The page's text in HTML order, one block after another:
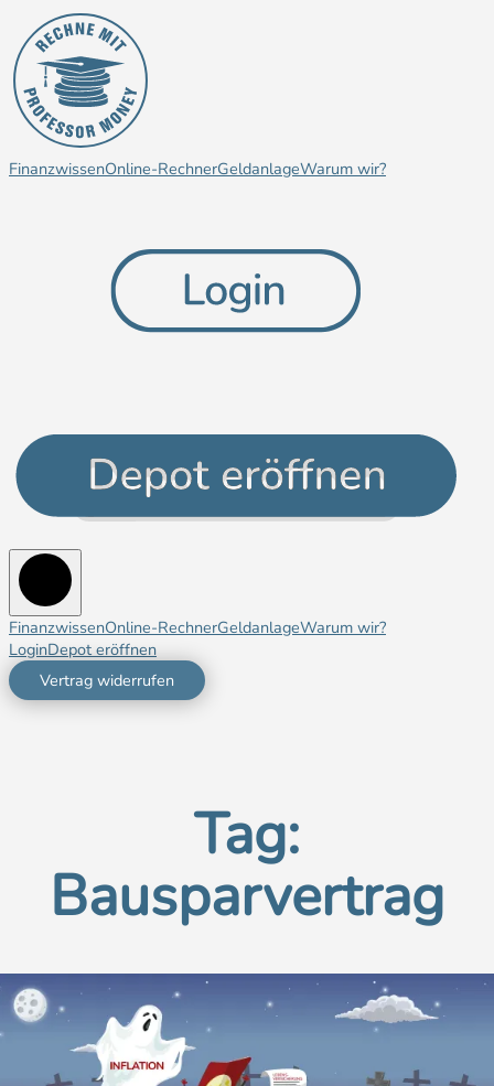
FinanzwissenOnline-RechnerGeldanlageWarum wir?
FinanzwissenOnline-RechnerGeldanlageWarum wir?
LoginDepot eröffnen
Vertrag widerrufen
Tag:
Bausparvertrag